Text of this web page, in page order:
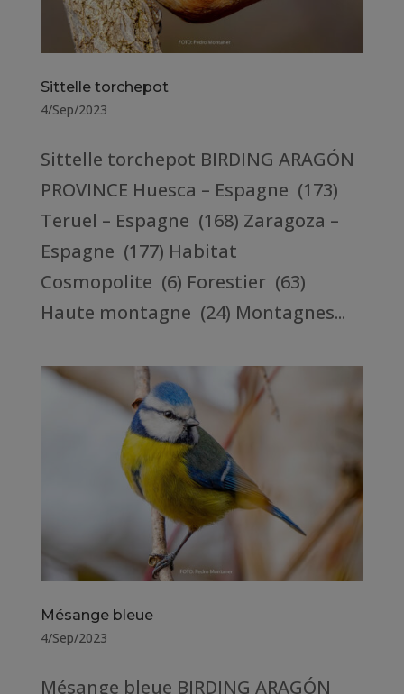
Sittelle torchepot
4/Sep/2023
Sittelle torchepot BIRDING ARAGÓN
PROVINCE Huesca – Espagne (173)
Teruel – Espagne (168) Zaragoza –
Espagne (177) Habitat
Cosmopolite (6) Forestier (63)
Haute montagne (24) Montagnes...
Mésange bleue
4/Sep/2023
Mésange bleue BIRDING ARAGÓN